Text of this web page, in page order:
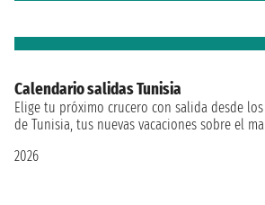
Calendario salidas Tunisia
Elige tu próximo crucero con salida desde
de Tunisia, tus nuevas vacaciones sobre el
2026